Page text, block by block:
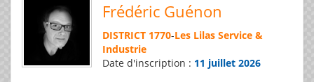
Frédéric Guénon
DISTRICT 1770-Les Lilas Service &
Industrie
Date d'inscription : 11 juillet 2026